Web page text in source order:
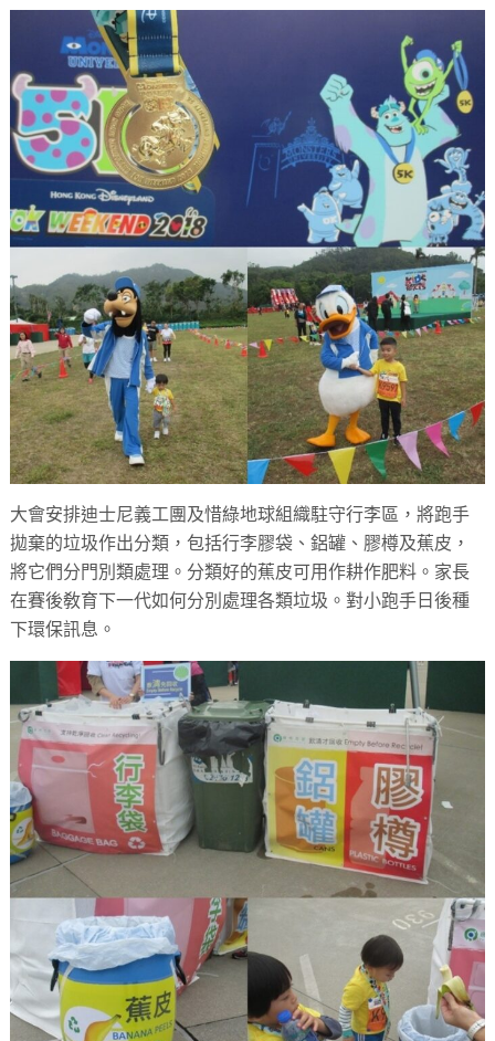
大會安排迪士尼義工團及惜綠地球組織駐守行李區，將跑手
拋棄的垃圾作出分類，包括行李膠袋、鋁罐、膠樽及蕉皮，
將它們分門別類處理。分類好的蕉皮可用作耕作肥料。家長
在賽後敎育下一代如何分別處理各類垃圾。對小跑手日後種
下環保訊息。